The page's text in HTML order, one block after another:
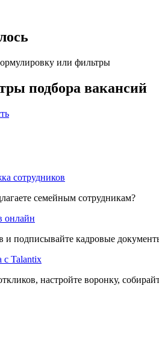
или фильтры
подбора вакансий
сотрудников
семейным сотрудникам?
онлайн
и подписывайте кадровые
с Talantix
настройте воронку,